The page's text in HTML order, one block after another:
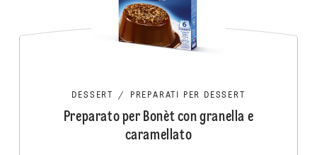
DESSERT / PREPARATI PER DESSERT
Preparato per Bonèt con granella e
caramellato